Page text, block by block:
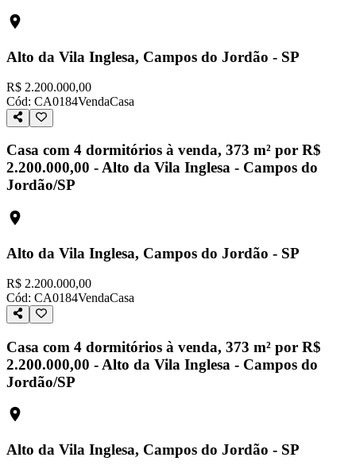
Alto da Vila Inglesa, Campos do Jordão - SP
R$ 2.200.000,00
Cód: CA0184VendaCasa
Casa com 4 dormitórios à venda, 373 m² por R$
2.200.000,00 - Alto da Vila Inglesa - Campos do
Jordão/SP
Alto da Vila Inglesa, Campos do Jordão - SP
R$ 2.200.000,00
Cód: CA0184VendaCasa
Casa com 4 dormitórios à venda, 373 m² por R$
2.200.000,00 - Alto da Vila Inglesa - Campos do
Jordão/SP
Alto da Vila Inglesa, Campos do Jordão - SP